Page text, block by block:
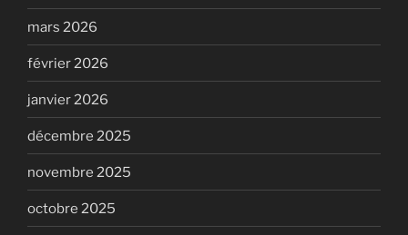
mars 2026
février 2026
janvier 2026
décembre 2025
novembre 2025
octobre 2025